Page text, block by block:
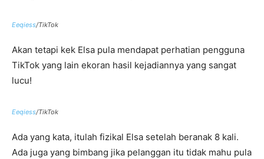
Eeqiess/TikTok
Akan tetapi kek Elsa pula mendapat perhatian pengguna
TikTok yang lain ekoran hasil kejadiannya yang sangat
lucu!
Eeqiess/TikTok
Ada yang kata, itulah fizikal Elsa setelah beranak 8 kali.
Ada juga yang bimbang jika pelanggan itu tidak mahu pula